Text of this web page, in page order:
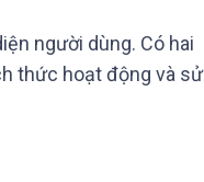
người dùng. Có hai
thức hoạt động và sử